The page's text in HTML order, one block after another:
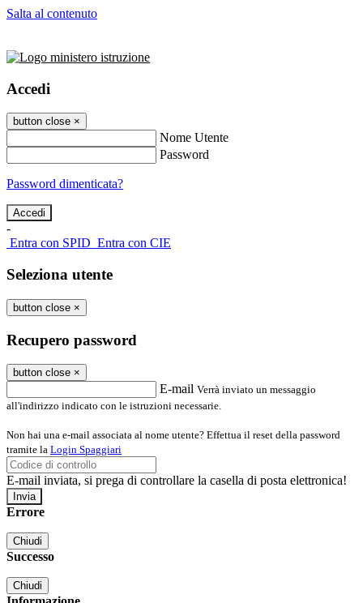
Salta al contenuto
Accedi
button close ×
Nome Utente
Password
Password dimenticata?
-
Entra con SPID Entra con CIE
Seleziona utente
button close ×
Recupero password
button close ×
E-mail Verrà inviato un messaggio
all'indirizzo indicato con le istruzioni necessarie.
Non hai una e-mail associata al nome utente? Effettua il reset della password
tramite la Login Spaggiari
E-mail inviata, si prega di controllare la casella di posta elettronica!
Errore
Chiudi
Successo
Chiudi